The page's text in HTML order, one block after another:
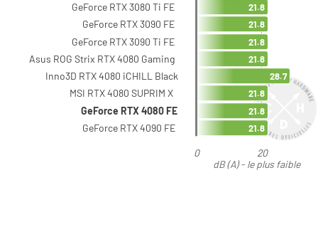
dB (A) - le plus faible
0 20
GeForce RTX 3080 Ti FE
GeForce RTX 3090 FE
GeForce RTX 3090 Ti FE
Asus ROG Strix RTX 4080 Gaming
Inno3D RTX 4080 iCHILL Black
MSI RTX 4080 SUPRIM X
GeForce RTX 4080 FE
GeForce RTX 4090 FE
21.8
21.8
21.8
21.8
28.7
21.8
21.8
21.8